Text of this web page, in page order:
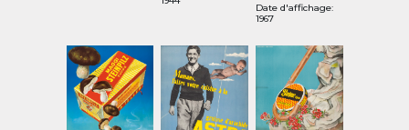
Date d'affichage:
1967